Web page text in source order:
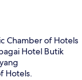
Chamber of Hotels
Hotel Butik
Hotels.